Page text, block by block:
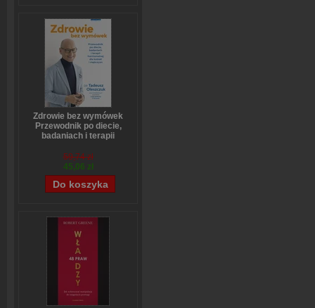
Zdrowie bez wymówek
Przewodnik po diecie,
badaniach i terapii
mężczyzn
Tadeusz Oleszczuk
59,74 zł
45,06 zł